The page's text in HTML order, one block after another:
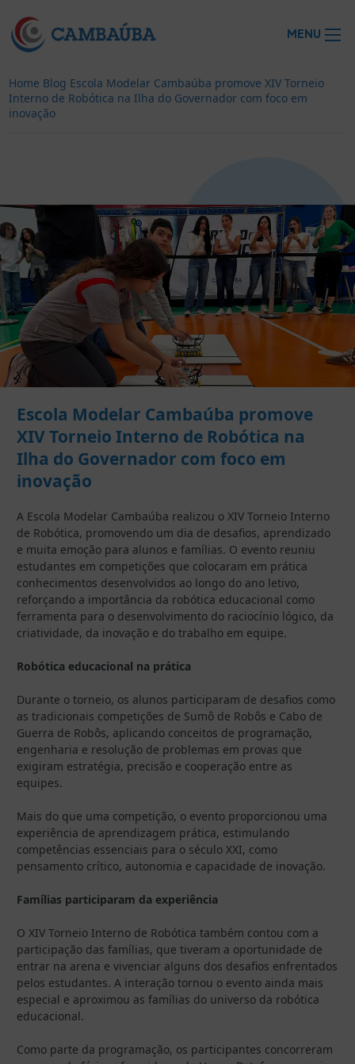
Home Blog Escola Modelar Cambaúba promove XIV Torneio
Interno de Robótica na Ilha do Governador com foco em
inovação
Escola Modelar Cambaúba promove
XIV Torneio Interno de Robótica na
Ilha do Governador com foco em
inovação
A Escola Modelar Cambaúba realizou o XIV Torneio Interno
de Robótica, promovendo um dia de desafios, aprendizado
e muita emoção para alunos e famílias. O evento reuniu
estudantes em competições que colocaram em prática
conhecimentos desenvolvidos ao longo do ano letivo,
reforçando a importância da robótica educacional como
ferramenta para o desenvolvimento do raciocínio lógico, da
criatividade, da inovação e do trabalho em equipe.
Robótica educacional na prática
Durante o torneio, os alunos participaram de desafios como
as tradicionais competições de Sumô de Robôs e Cabo de
Guerra de Robôs, aplicando conceitos de programação,
engenharia e resolução de problemas em provas que
exigiram estratégia, precisão e cooperação entre as
equipes.
Mais do que uma competição, o evento proporcionou uma
experiência de aprendizagem prática, estimulando
competências essenciais para o século XXI, como
pensamento crítico, autonomia e capacidade de inovação.
Famílias participaram da experiência
O XIV Torneio Interno de Robótica também contou com a
participação das famílias, que tiveram a oportunidade de
entrar na arena e vivenciar alguns dos desafios enfrentados
pelos estudantes. A interação tornou o evento ainda mais
especial e aproximou as famílias do universo da robótica
educacional.
Como parte da programação, os participantes concorreram
MENU